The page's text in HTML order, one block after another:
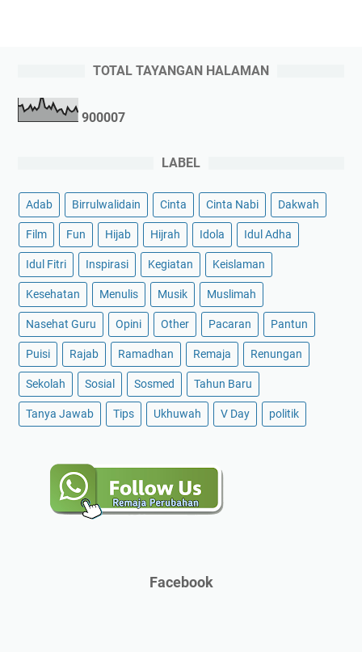
TOTAL TAYANGAN HALAMAN
900007
LABEL
Adab Birrulwalidain Cinta Cinta Nabi Dakwah
Film Fun Hijab Hijrah Idola Idul Adha
Idul Fitri Inspirasi Kegiatan Keislaman
Kesehatan Menulis Musik Muslimah
Nasehat Guru Opini Other Pacaran Pantun
Puisi Rajab Ramadhan Remaja Renungan
Sekolah Sosial Sosmed Tahun Baru
Tanya Jawab Tips Ukhuwah V Day politik
Facebook